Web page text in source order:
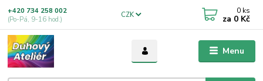
Menu
CZK
+420 734 258 002
(Po-Pá, 9-16 hod.)
0 ks
za 0 Kč